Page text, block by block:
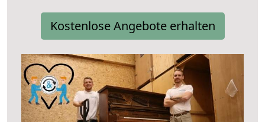
Kostenlose Angebote erhalten